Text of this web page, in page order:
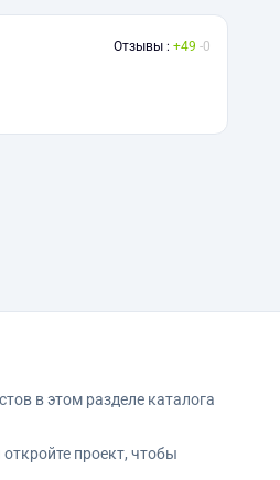
Отзывы : 49 0
в этом разделе каталога
проект, чтобы